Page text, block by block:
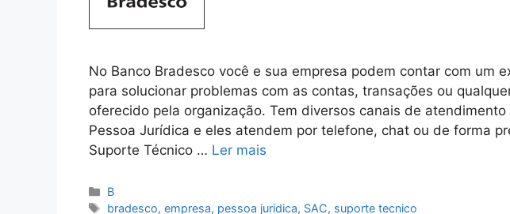
No Banco Bradesco você e sua empresa podem contar com um
para solucionar problemas com as contas, transações ou
oferecido pela organização. Tem diversos canais de
Pessoa Jurídica e eles atendem por telefone, chat ou de forma
Suporte Técnico … Ler mais
Categorias
B
Tags
bradesco,empresa, pessoa juridica, SAC, suporte tecnico